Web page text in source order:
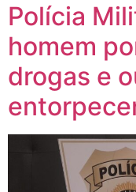
Polícia
homem
drogas e